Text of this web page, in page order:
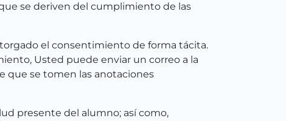
se deriven del cumplimiento de las
el consentimiento de forma tácita.
Usted puede enviar un correo a la
que se tomen las anotaciones
presente del alumno; así como,